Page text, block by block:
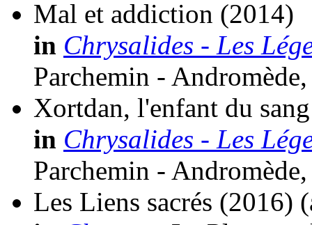
Mal et addiction (2014)
in Chrysalides - Les
Parchemin -
Xortdan, l'enfant du sang
in Chrysalides - Les
Parchemin -
Les Liens sacrés (2016)